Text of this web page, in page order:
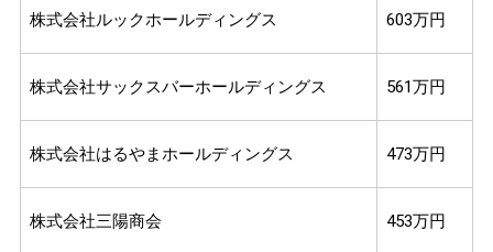
株式会社ルックホールディングス 603万円
株式会社サックスバーホールディングス 561万円
株式会社はるやまホールディングス 473万円
株式会社三陽商会 453万円